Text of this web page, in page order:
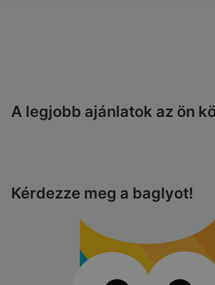
A legjobb ajánlatok az ön
Kérdezze meg a baglyot!